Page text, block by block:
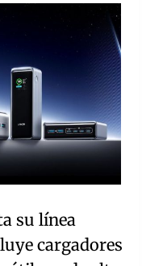
su línea
cargadores